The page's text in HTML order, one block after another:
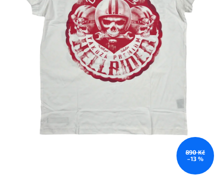
890 Kč
–13 %